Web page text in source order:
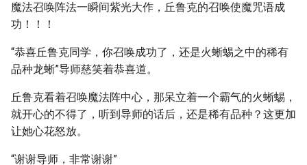
魔法召唤阵法一瞬间紫光大作，丘鲁克的召唤使魔咒语成
功！！！
“恭喜丘鲁克同学，你召唤成功了，还是火蜥蜴之中的稀有
品种龙蜥”导师慈笑着恭喜道。
丘鲁克看着召唤魔法阵中心，那呆立着一个霸气的火蜥蜴，
就开心的不得了，听到导师的话后，还是稀有品种？这更加
让她心花怒放。
“谢谢导师，非常谢谢”